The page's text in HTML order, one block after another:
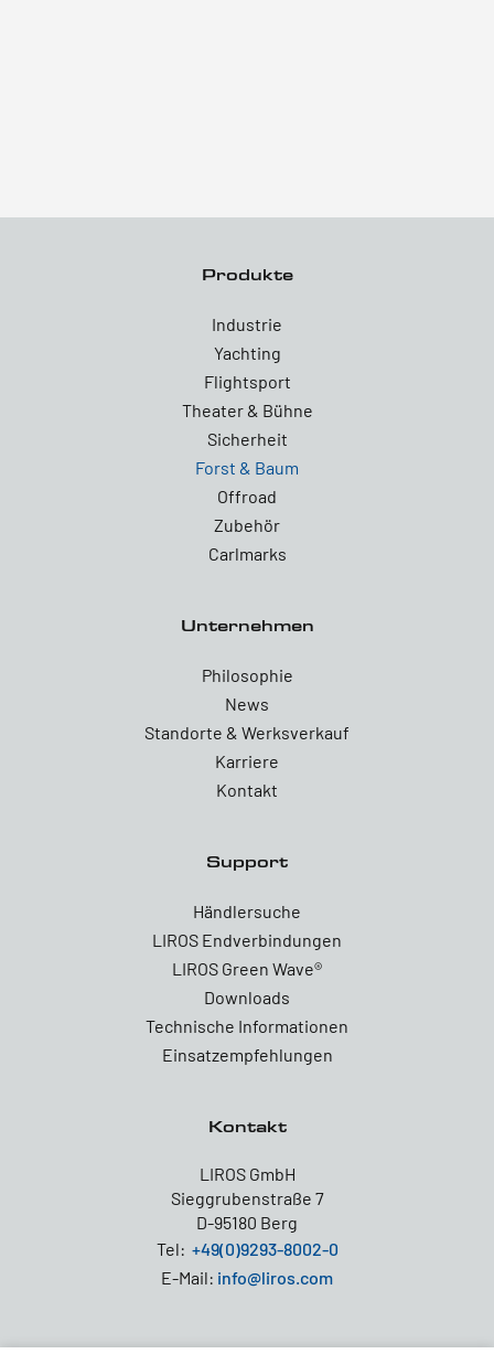
Produkte
Industrie
Yachting
Flightsport
Theater & Bühne
Sicherheit
Forst & Baum
Offroad
Zubehör
Carlmarks
Unternehmen
Philosophie
News
Standorte & Werksverkauf
Karriere
Kontakt
Support
Händlersuche
LIROS Endverbindungen
LIROS Green Wave®
Downloads
Technische Informationen
Einsatzempfehlungen
Kontakt
LIROS GmbH
Sieggrubenstraße 7
D-95180 Berg
Tel: +49(0)9293-8002-0
E-Mail: info@liros.com